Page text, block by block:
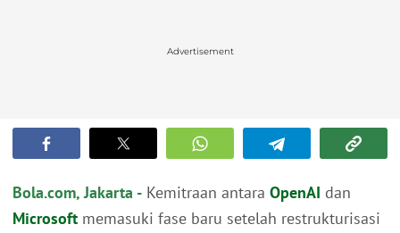
Advertisement
Bola.com, Jakarta - Kemitraan antara OpenAI dan
Microsoft memasuki fase baru setelah restrukturisasi